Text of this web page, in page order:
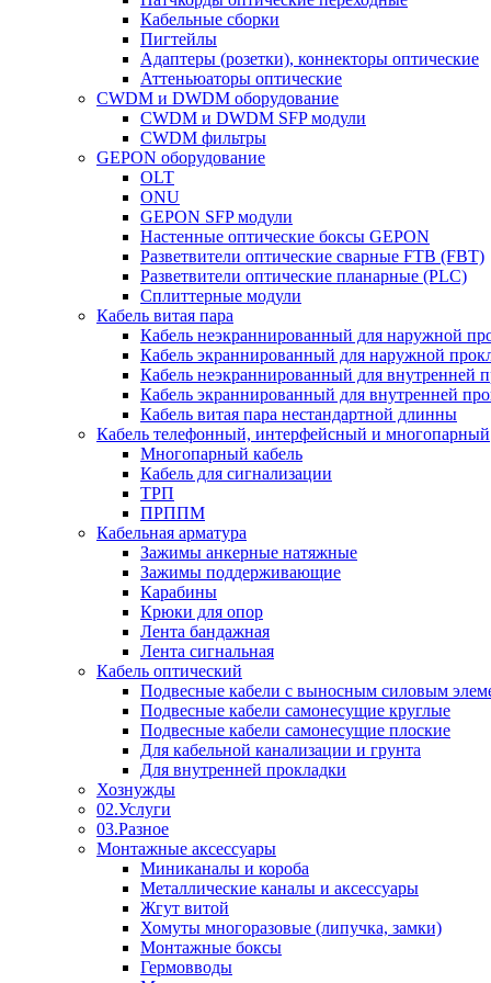
Кабельные сборки
Пигтейлы
Адаптеры (розетки), коннекторы оптические
Аттеньюаторы оптические
CWDM и DWDM оборудование
CWDM и DWDM SFP модули
CWDM фильтры
GEPON оборудование
OLT
ONU
GEPON SFP модули
Настенные оптические боксы GEPON
Разветвители оптические сварные FTB (FBT)
Разветвители оптические планарные (PLC)
Сплиттерные модули
Кабель витая пара
Кабель неэкраннированный для наружной
Кабель экраннированный для наружной
Кабель неэкраннированный для внутренней
Кабель экраннированный для внутренней
Кабель витая пара нестандартной длинны
Кабель телефонный, интерфейсный и многопарный
Многопарный кабель
Кабель для сигнализации
ТРП
ПРППМ
Кабельная арматура
Зажимы анкерные натяжные
Зажимы поддерживающие
Карабины
Крюки для опор
Лента бандажная
Лента сигнальная
Кабель оптический
Подвесные кабели с выносным силовым
Подвесные кабели самонесущие круглые
Подвесные кабели самонесущие плоские
Для кабельной канализации и грунта
Для внутренней прокладки
Хознужды
02.Услуги
03.Разное
Монтажные аксессуары
Миниканалы и короба
Металлические каналы и аксессуары
Жгут витой
Хомуты многоразовые (липучка, замки)
Монтажные боксы
Гермовводы